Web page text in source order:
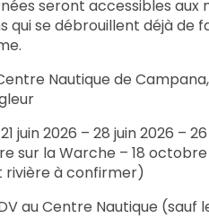
seront accessibles
qui se débrouillent déjà de
Nautique de
juin 2026 – 28 juin 2026 –
sur la Warche – 18
rivière à confirmer)
au Centre Nautique (sauf